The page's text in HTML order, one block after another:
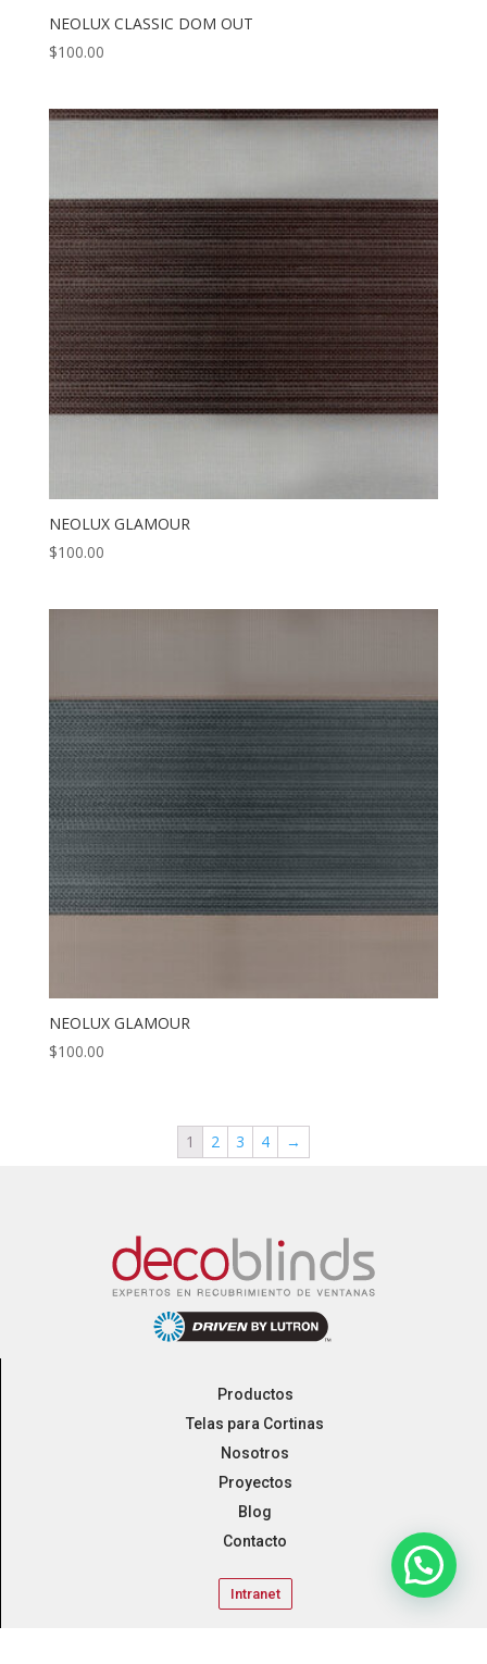
NEOLUX CLASSIC DOM OUT
$100.00
NEOLUX GLAMOUR
$100.00
NEOLUX GLAMOUR
$100.00
1 2 3 4 →
Productos
Telas para Cortinas
Nosotros
Proyectos
Blog
Contacto
Intranet